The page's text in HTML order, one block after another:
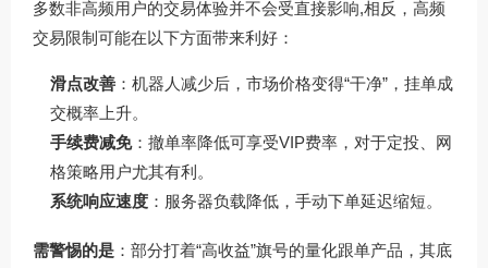
多数非高频用户的交易体验并不会受直接影响,相反，高频
交易限制可能在以下方面带来利好：
滑点改善 ：机器人减少后，市场价格变得“干净”，挂单成
交概率上升。
手续费减免：撤单率降低可享受VIP费率，对于定投、网
格策略用户尤其有利。
系统响应速度 ：服务器负载降低，手动下单延迟缩短。
需警惕的是 ：部分打着“高收益”旗号的量化跟单产品，其底